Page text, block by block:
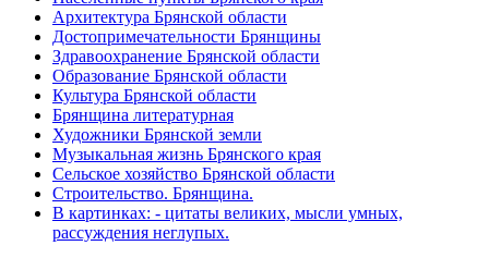
Архитектура Брянской области
Достопримечательности Брянщины
Здравоохранение Брянской области
Образование Брянской области
Культура Брянской области
Брянщина литературная
Художники Брянской земли
Музыкальная жизнь Брянского края
Сельское хозяйство Брянской области
Строительство. Брянщина.
В картинках: - цитаты великих, мысли умных,
рассуждения неглупых.